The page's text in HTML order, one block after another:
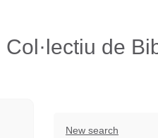
Col·lectiu de
New search